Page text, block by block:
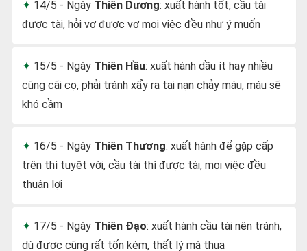
14/5 - Ngày Thiên Dương: xuất hành tốt, cầu tài
được tài, hỏi vợ được vợ mọi việc đều như ý muốn
15/5 - Ngày Thiên Hầu: xuất hành dầu ít hay nhiều
cũng cãi cọ, phải tránh xẩy ra tai nạn chảy máu, máu sẽ
khó cầm
16/5 - Ngày Thiên Thương: xuất hành để gặp cấp
trên thì tuyệt vời, cầu tài thì được tài, mọi việc đều
thuận lợi
17/5 - Ngày Thiên Đạo: xuất hành cầu tài nên tránh,
dù được cũng rất tốn kém, thất lý mà thua